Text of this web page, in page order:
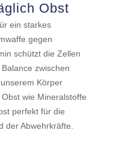
Obst
ein starkes
gegen
schützt die Zellen
zwischen
Körper
wie Mineralstoffe
perfekt für die
der Abwehrkräfte.